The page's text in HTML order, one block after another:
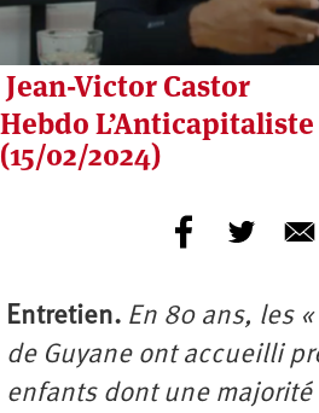
Jean-Victor Castor
Hebdo L’Anticapitaliste
(15/02/2024)
Entretien. En 80 ans, les
de Guyane ont accueilli
enfants dont une majorité